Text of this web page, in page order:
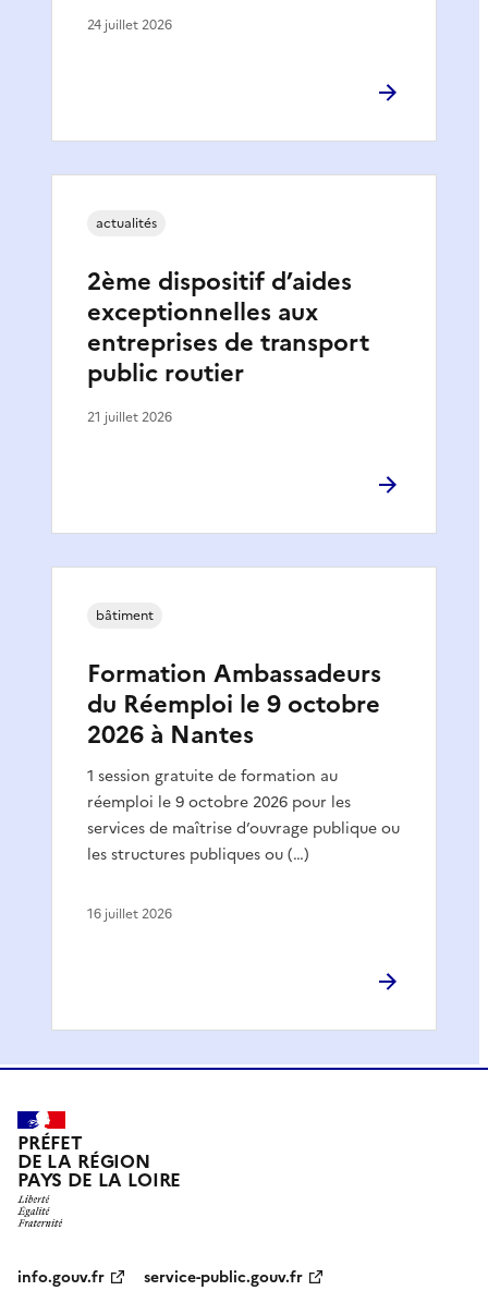
24 juillet 2026
2ème dispositif d’aides
exceptionnelles aux
entreprises de transport
public routier
actualités
21 juillet 2026
Formation Ambassadeurs
du Réemploi le 9 octobre
2026 à Nantes
1 session gratuite de formation au
réemploi le 9 octobre 2026 pour les
services de maîtrise d’ouvrage publique ou
les structures publiques ou (…)
bâtiment
16 juillet 2026
PRÉFET
DE LA RÉGION
PAYS DE LA LOIRE
info.gouv.fr
service-public.gouv.fr